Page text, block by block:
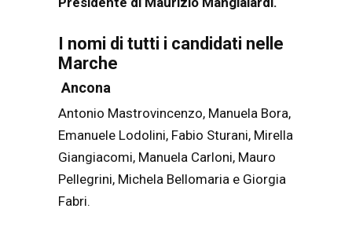
I nomi di tutti i candidati nelle
Marche
Ancona
Antonio Mastrovincenzo, Manuela Bora,
Emanuele Lodolini, Fabio Sturani, Mirella
Giangiacomi, Manuela Carloni, Mauro
Pellegrini, Michela Bellomaria e Giorgia
Fabri.